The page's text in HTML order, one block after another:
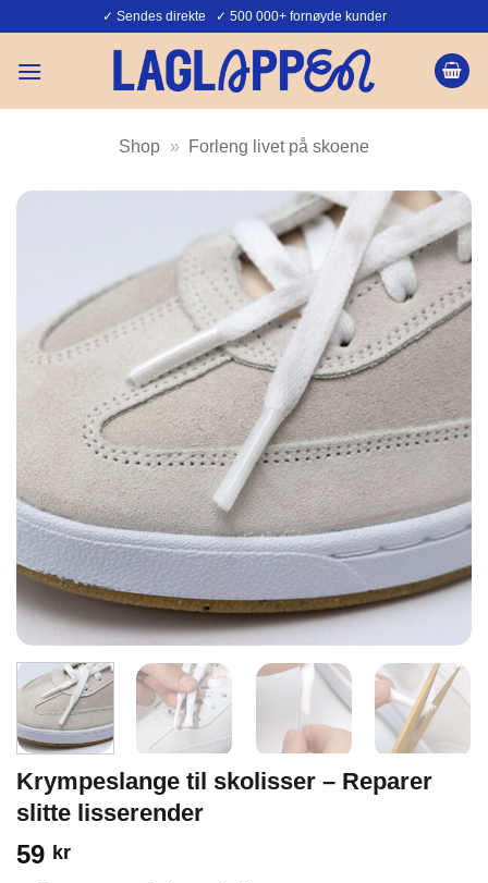
content
✓ Sendes direkte ✓ 500 000+ fornøyde kunder
Shop » Forleng livet på skoene
Krympeslange til skolisser – Reparer
slitte lisserender
59 kr